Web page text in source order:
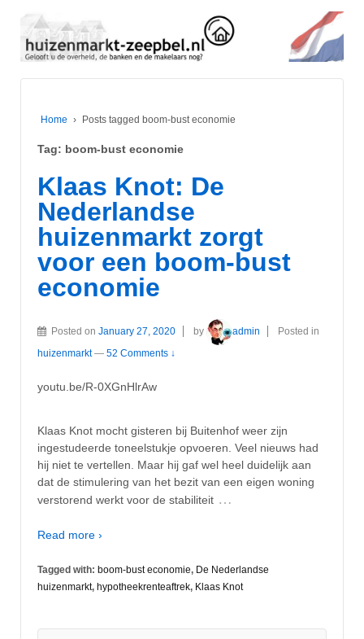
Home › Posts tagged boom-bust economie
Tag: boom-bust economie
Klaas Knot: De
Nederlandse
huizenmarkt zorgt
voor een boom-bust
economie
Posted on January 27, 2020 by admin
Posted in
huizenmarkt — 52 Comments ↓
youtu.be/R-0XGnHlrAw
Klaas Knot mocht gisteren bij Buitenhof weer zijn
ingestudeerde toneelstukje opvoeren. Veel nieuws had
hij niet te vertellen. Maar hij gaf wel heel duidelijk aan
dat de stimulering van het bezit van een eigen woning
verstorend werkt voor de stabiliteit …
Read more ›
Tagged with: boom-bust economie, De Nederlandse
huizenmarkt, hypotheekrenteaftrek, Klaas Knot